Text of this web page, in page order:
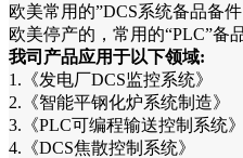
欧美常用的”DCS系统备品备件
欧美停产的，常用的“PLC”备
我司产品应用于以下领域:
1.《发电厂DCS监控系统》
2.《智能平钢化炉系统制造》
3.《PLC可编程输送控制系统》
4.《DCS焦散控制系统》